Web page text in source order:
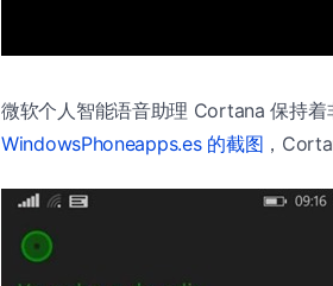
微软个人智能语音助理 Cortana 保持着
WindowsPhoneapps.es 的截图 ，